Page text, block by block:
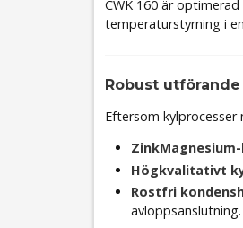
CWK 160 är
temperaturstyrning i
Robust
Eftersom
Högkvalitativt
Rostfri
avloppsanslutning.